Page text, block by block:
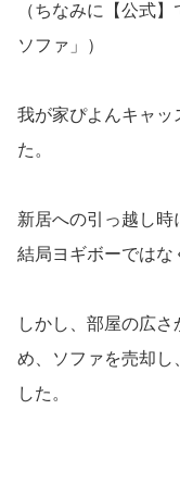
（ちなみに【公式
ソファ」）
我が家ぴよんキャッ
た。
新居への引っ越し時
結局ヨギボーではな
しかし、部屋の広
め、ソファを売却し
した。